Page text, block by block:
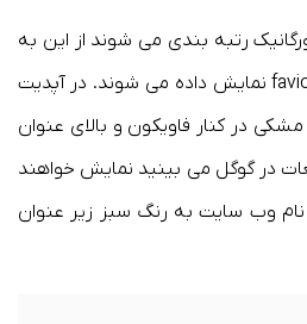
رتبه بندی می شوند از این به
بعد، با علامت فاویکون favicon نمایش داده می شوند. در آپدیت
در کنار فاویکون و بالای عنوان
در گوگل می بینید نمایش خواهند
وب سایت به رنگ سبز زیر عنوان